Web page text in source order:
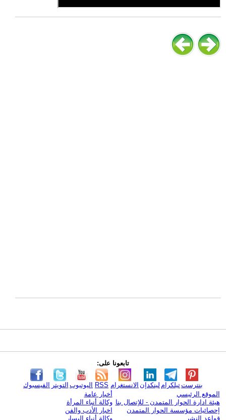
تابعونا على:
الفيسبوك التويتر اليوتيوب RSS الانستغرام لينكدإن تيلكرامبنترست
الموقع الرئيسي
هيئة ادارة الحوار المتمدن - للإتصال بنا
إحصائيات مؤسسة الحوار المتمدن
قواعد النشر
أخبار عامة
وكالة أنباء المرأة
اخبار الأدب والفن
وكالة أنباء اليسار